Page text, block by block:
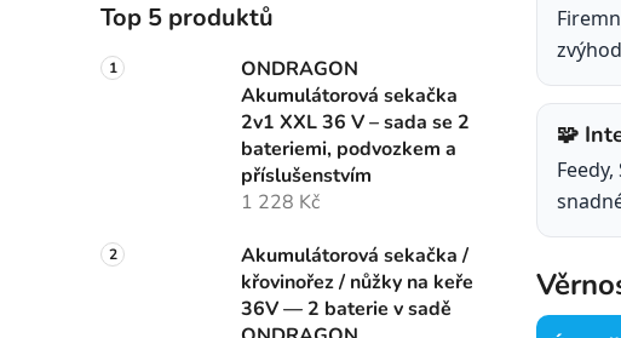
Top 5 produktů
ONDRAGON
Akumulátorová sekačka
2v1 XXL 36 V – sada se 2
bateriemi, podvozkem a
příslušenstvím
1 228 Kč
Akumulátorová sekačka /
křovinořez / nůžky na keře
36V — 2 baterie v sadě
🧩